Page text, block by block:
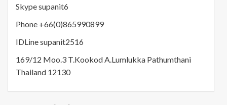
Skype supanit6
Phone +66(0)865990899
IDLine supanit2516
169/12 Moo.3 T.Kookod A.Lumlukka Pathumthani
Thailand 12130